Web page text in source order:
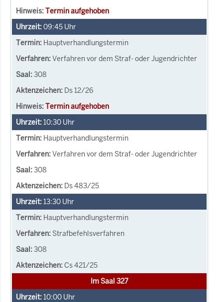
Termin aufgehoben
09:45 Uhr
Hauptverhandlungstermin
Verfahren vor dem Straf- oder Jugendrichter
308
Ds 12/26
Termin aufgehoben
10:30 Uhr
Hauptverhandlungstermin
Verfahren vor dem Straf- oder Jugendrichter
308
Ds 483/25
13:30 Uhr
Hauptverhandlungstermin
Strafbefehlsverfahren
308
Cs 421/25
Im Saal 327
10:00 Uhr